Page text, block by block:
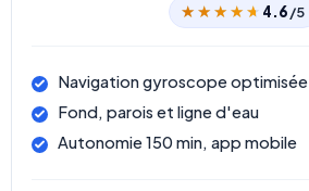
★★★★★
★★★★★ 4.6/5
Navigation gyroscope optimisée
Fond, parois et ligne d'eau
Autonomie 150 min, app mobile